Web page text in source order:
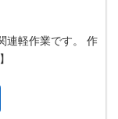
連軽作業です。 作